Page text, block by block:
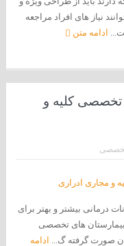
نیاز های افراد مراجعه
ادامه متن
تخصصی کلیه و
درمانی بیشتر و بهتر برای
بیمارستان های تخصصی
صورت گرفته گ... ادامه